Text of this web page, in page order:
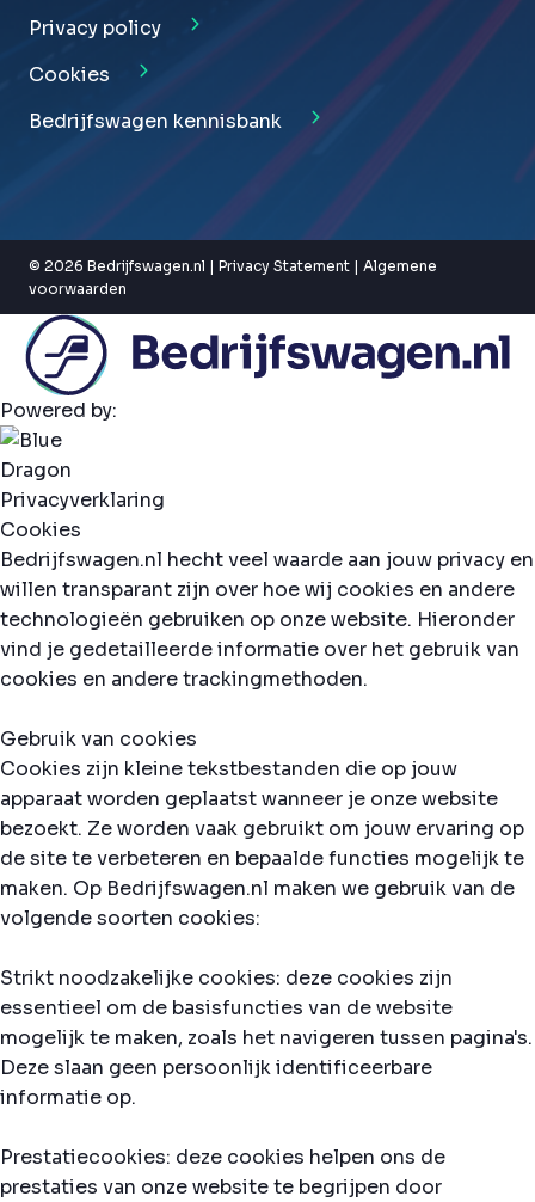
Privacy policy
Cookies
Bedrijfswagen kennisbank
© 2026 Bedrijfswagen.nl | Privacy Statement | Algemene
voorwaarden
Powered by:
Privacyverklaring
Cookies
Bedrijfswagen.nl hecht veel waarde aan jouw privacy en
willen transparant zijn over hoe wij cookies en andere
technologieën gebruiken op onze website. Hieronder
vind je gedetailleerde informatie over het gebruik van
cookies en andere trackingmethoden.
Gebruik van cookies
Cookies zijn kleine tekstbestanden die op jouw
apparaat worden geplaatst wanneer je onze website
bezoekt. Ze worden vaak gebruikt om jouw ervaring op
de site te verbeteren en bepaalde functies mogelijk te
maken. Op Bedrijfswagen.nl maken we gebruik van de
volgende soorten cookies:
Strikt noodzakelijke cookies: deze cookies zijn
essentieel om de basisfuncties van de website
mogelijk te maken, zoals het navigeren tussen pagina's.
Deze slaan geen persoonlijk identificeerbare
informatie op.
Prestatiecookies: deze cookies helpen ons de
prestaties van onze website te begrijpen door